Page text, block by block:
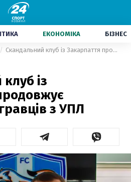
ЕКОНОМІКА БІЗНЕС
Скандальний клуб із Закарпаття продовжує підписувати гравців з УПЛ
із
з УПЛ